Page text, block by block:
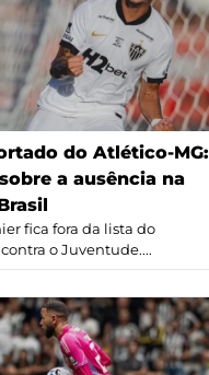
do Atlético-MG:
a ausência na
fica fora da lista do
o Juventude....